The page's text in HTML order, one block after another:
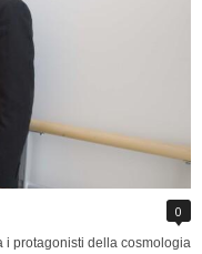
0
i protagonisti della cosmologia